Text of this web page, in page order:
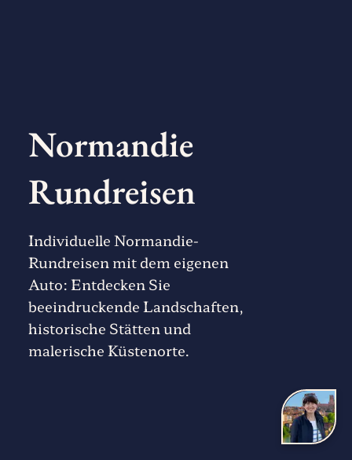
Normandie
Rundreisen
Individuelle Normandie-
Rundreisen mit dem eigenen
Auto: Entdecken Sie
beeindruckende Landschaften,
historische Stätten und
malerische Küstenorte.